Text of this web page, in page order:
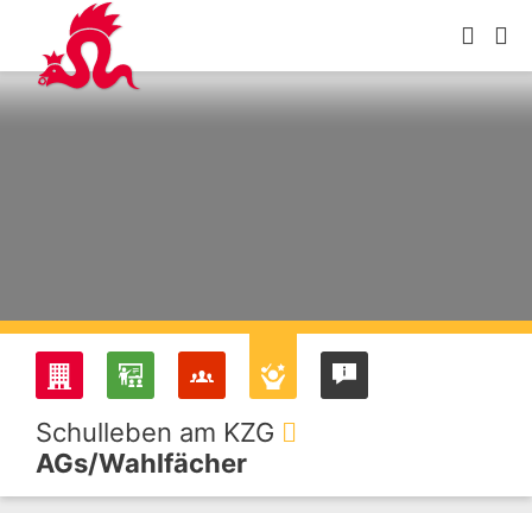
Schulleben am KZG
AGs/Wahlfächer